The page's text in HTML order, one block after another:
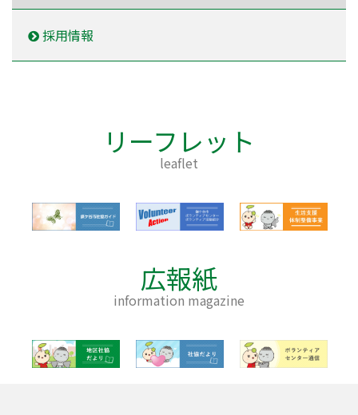
採用情報
リーフレット
leaflet
広報紙
information magazine